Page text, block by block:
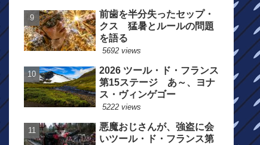
前歯を半分失ったセップ・
クス 猛暑とルールの問題
を語る
5692 views
2026 ツール・ド・フランス
第15ステージ あ～、ヨナ
ス・ヴィンゲゴー
5222 views
悪魔おじさんが、強盗に会
いツール・ド・フランス第